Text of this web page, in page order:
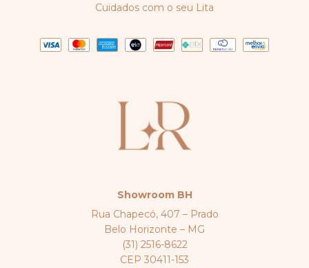
Cuidados com o seu Lita
Showroom BH
Rua Chapecó, 407 – Prado
Belo Horizonte – MG
(31) 2516-8622
CEP 30411-153